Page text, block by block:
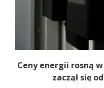
Ceny energii rosną
zaczął się